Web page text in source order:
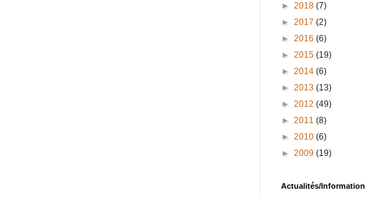
► 2018 (7)
► 2017 (2)
► 2016 (6)
► 2015 (19)
► 2014 (6)
► 2013 (13)
► 2012 (49)
► 2011 (8)
► 2010 (6)
► 2009 (19)
Actualités/Information